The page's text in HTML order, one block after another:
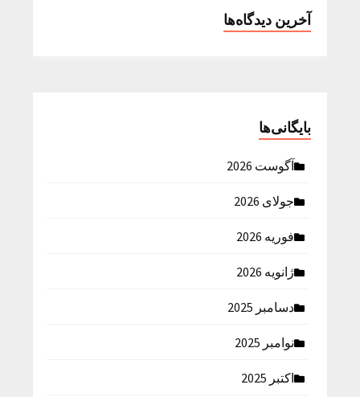
آخرین دیدگاه‌ها
بایگانی‌ها
آگوست 2026
جولای 2026
فوریه 2026
ژانویه 2026
دسامبر 2025
نوامبر 2025
اکتبر 2025